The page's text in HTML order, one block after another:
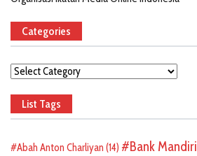
Categories
Categories
List Tags
Abah Anton Charliyan (14) Bank Mandiri